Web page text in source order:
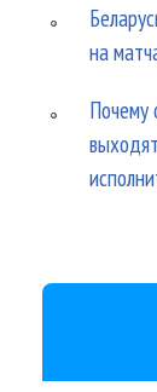
на
Почему